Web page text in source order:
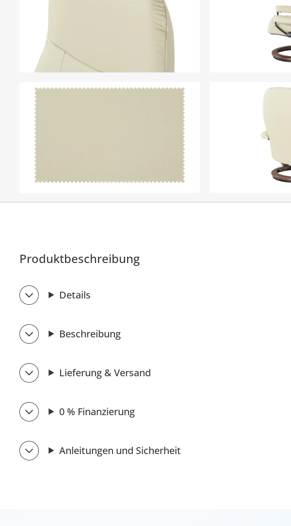
Produktbeschreibung
Details
Beschreibung
Lieferung & Versand
0 % Finanzierung
Anleitungen und Sicherheit